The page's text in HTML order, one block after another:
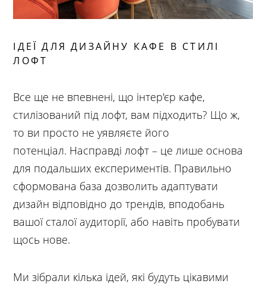
ІДЕЇ ДЛЯ ДИЗАЙНУ КАФЕ В СТИЛІ
ЛОФТ
Все ще не впевнені, що інтер'єр кафе,
стилізований під лофт, вам підходить? Що ж,
то ви просто не уявляєте його
потенціал. Насправді лофт – це лише основа
для подальших експериментів. Правильно
сформована база дозволить адаптувати
дизайн відповідно до трендів, вподобань
вашої сталої аудиторії, або навіть пробувати
щось нове.
Ми зібрали кілька ідей, які будуть цікавими